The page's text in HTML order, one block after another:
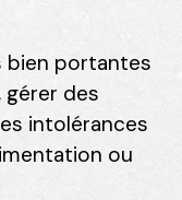
bien portantes
des
intolérances
ou